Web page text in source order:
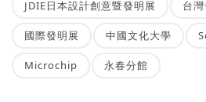
JDIE日本設計創意暨發明展 台
國際發明展 中國文化大學
Microchip 永春分館